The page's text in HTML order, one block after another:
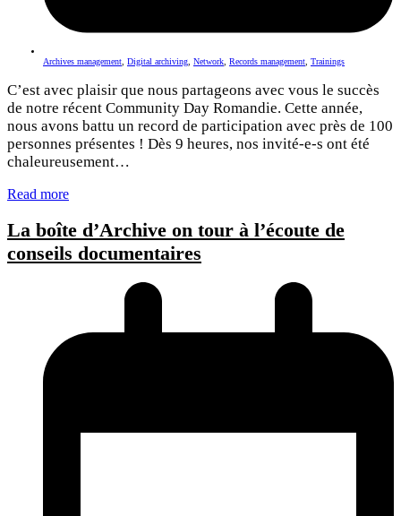
Archives management Digital archiving Network Records management Trainings
C’est avec plaisir que nous partageons avec vous le succès
de notre récent Community Day Romandie. Cette année,
nous avons battu un record de participation avec près de 100
personnes présentes ! Dès 9 heures, nos invité-e-s ont été
chaleureusement…
Read more
La boîte d’Archive on tour à l’écoute de
conseils documentaires